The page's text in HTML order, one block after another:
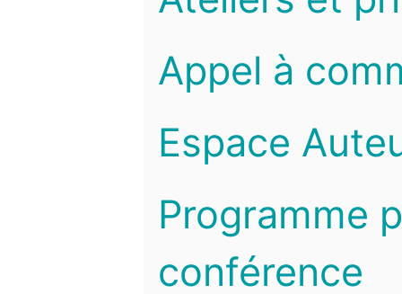
Appel à
Espace
Programme
conférence